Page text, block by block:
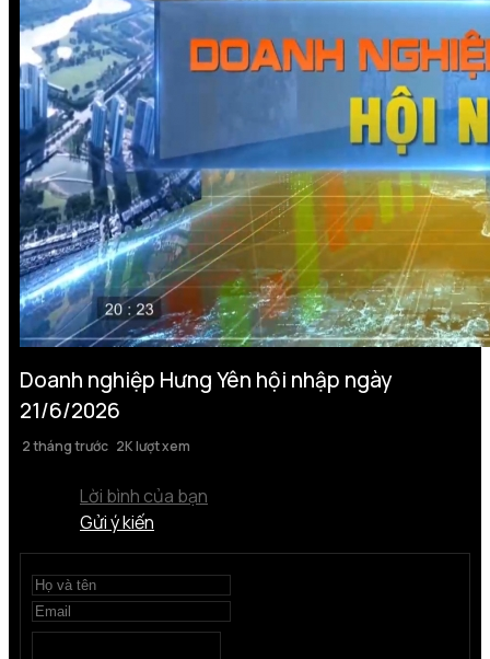
Doanh nghiệp Hưng Yên hội nhập ngày
21/6/2026
2 tháng trước 2K lượt xem
Lời bình của bạn
Gửi ý kiến